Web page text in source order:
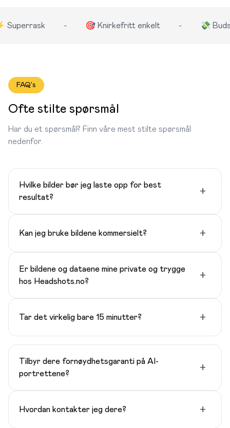
- 🎯 Knirkefritt enkelt - 💸
FAQ's
Ofte stilte spørsmål
Har du et spørsmål? Finn våre mest stilte spørsmål
nedenfor.
Hvilke bilder bør jeg laste opp for best
resultat?
+
Kan jeg bruke bildene kommersielt? +
Er bildene og dataene mine private og trygge
hos Headshots.no?
+
Tar det virkelig bare 15 minutter? +
Tilbyr dere fornøydhetsgaranti på AI-
portrettene?
+
Hvordan kontakter jeg dere? +